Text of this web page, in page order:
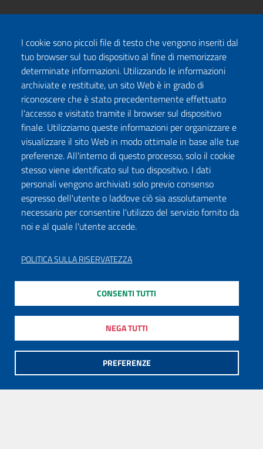
I cookie sono piccoli file di testo che vengono inseriti dal
tuo browser sul tuo dispositivo al fine di memorizzare
determinate informazioni. Utilizzando le informazioni
archiviate e restituite, un sito Web è in grado di
riconoscere che è stato precedentemente effettuato
l'accesso e visitato tramite il browser sul dispositivo
finale. Utilizziamo queste informazioni per organizzare e
visualizzare il sito Web in modo ottimale in base alle tue
preferenze. All'interno di questo processo, solo il cookie
stesso viene identificato sul tuo dispositivo. I dati
personali vengono archiviati solo previo consenso
espresso dell'utente o laddove ciò sia assolutamente
necessario per consentire l'utilizzo del servizio fornito da
noi e al quale l'utente accede.
POLITICA SULLA RISERVATEZZA
PREFERENZE
NEGA TUTTI
CONSENTI TUTTI